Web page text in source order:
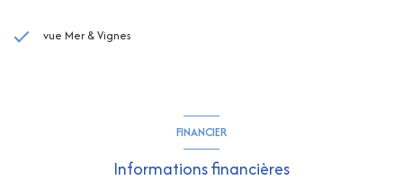
vue Mer & Vignes
FINANCIER
Informations financières